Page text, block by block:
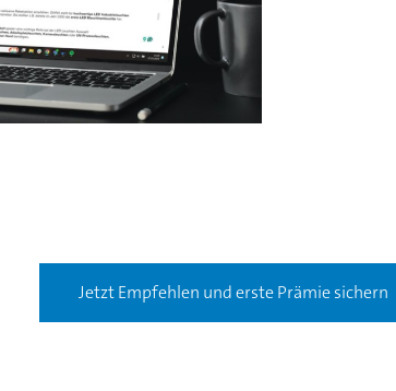
Jetzt Empfehlen und erste Prämie sichern